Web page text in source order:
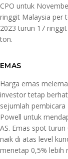
CPO untuk
ringgit Malaysia per
2023 turun 17
ton.
EMAS
Harga emas
investor tetap
sejumlah pembicara
Powell untuk
AS. Emas spot
naik di atas level
menetap 0,5% lebih